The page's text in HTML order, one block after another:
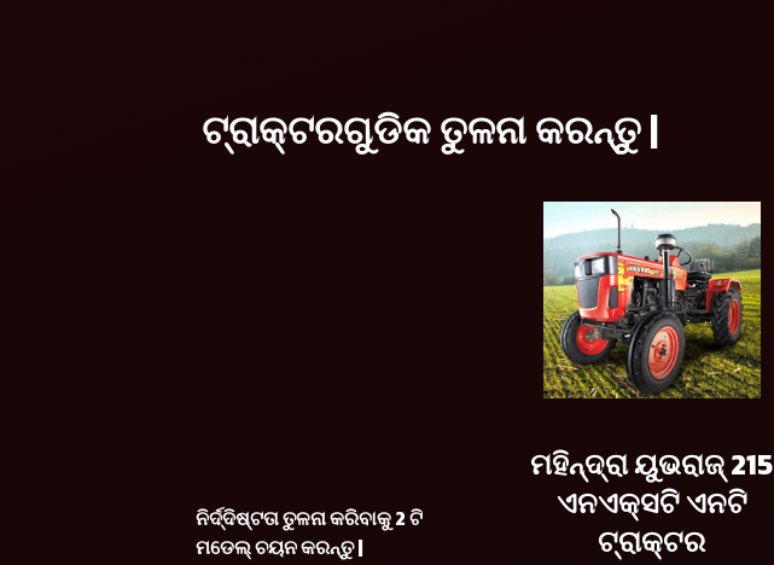
ଟ୍ରାକ୍ଟରଗୁଡିକ ତୁଳନା କରନ୍ତୁ |
ନିର୍ଦ୍ଦିଷ୍ଟତା ତୁଳନା କରିବାକୁ 2 ଟି
ମଡେଲ୍ ଚୟନ କରନ୍ତୁ |
ମହିନ୍ଦ୍ରା ୟୁଭରାଜ୍ 215
ଏନଏକ୍ସଟି ଏନଟି
ଟ୍ରାକ୍ଟର